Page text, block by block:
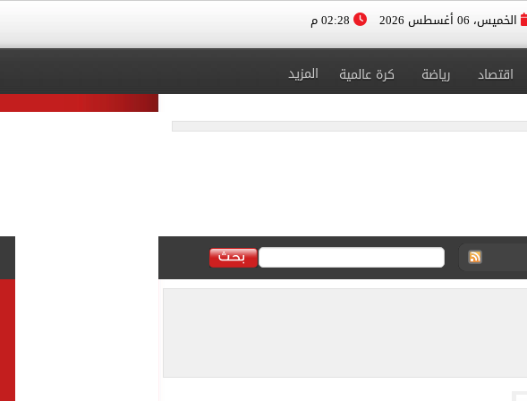
الخميس، 06 أغسطس 2026
اقتصاد رياضة كرة عالمية المزيد